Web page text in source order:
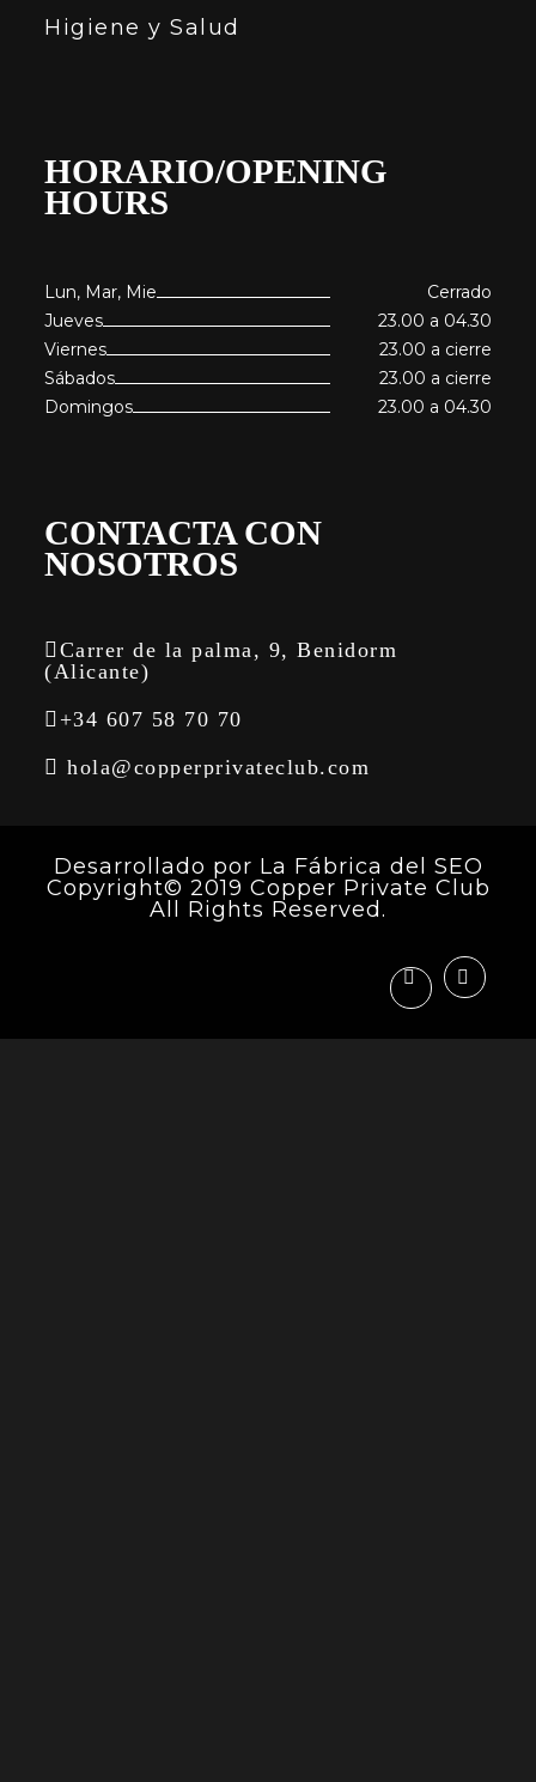
Higiene y Salud
HORARIO/OPENING
HOURS
Lun, Mar, Mie
Cerrado
Jueves
23.00 a 04.30
Viernes
23.00 a cierre
Sábados
23.00 a cierre
Domingos
23.00 a 04.30
CONTACTA CON
NOSOTROS
Carrer de la palma, 9, Benidorm
(Alicante)
+34 607 58 70 70
hola@copperprivateclub.com
Desarrollado por La Fábrica del SEO
Copyright© 2019 Copper Private Club
All Rights Reserved.